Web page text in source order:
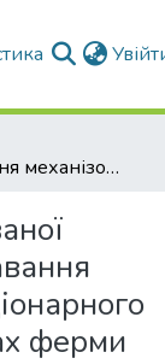
Проектування механізованої технологічної лінії роздавання кормів з розробкою стаціонарного кормороздавача в умовах ферми великої рогатої худоби товариства з обмеженою відповідальністю «Відродження» Нижньосірогозького району Херсонської області: пояснювальна записка до дипломного проекту здобувача СВО Бакалавр
ферми